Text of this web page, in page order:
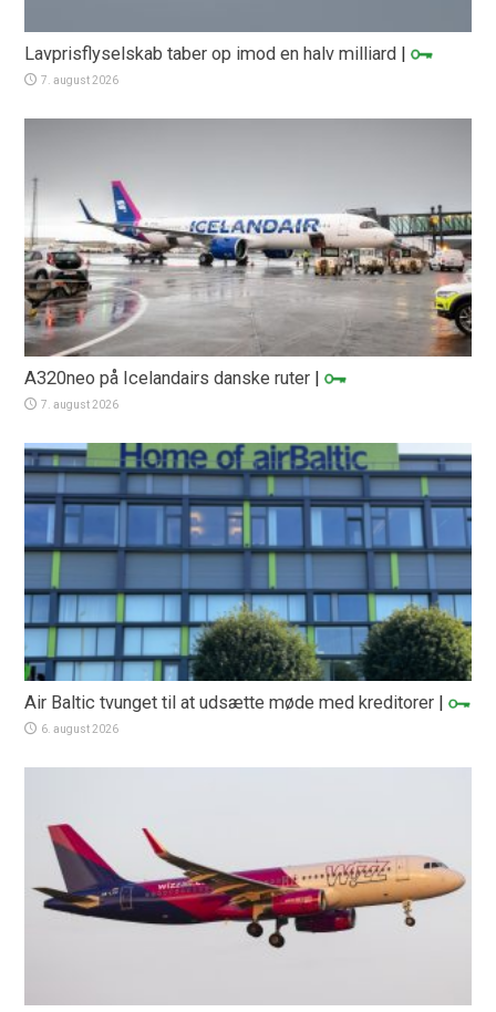
Lavprisflyselskab taber op imod en halv milliard |
7. august 2026
A320neo på Icelandairs danske ruter |
7. august 2026
Air Baltic tvunget til at udsætte møde med kreditorer |
6. august 2026